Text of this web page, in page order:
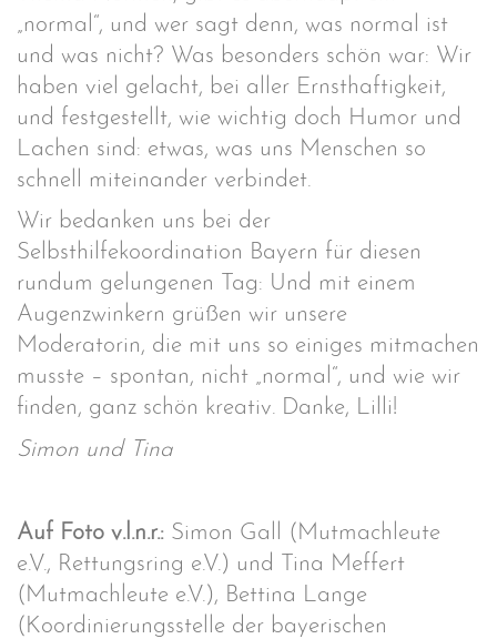
„normal“, und wer sagt denn, was normal ist
und was nicht? Was besonders schön war: Wir
haben viel gelacht, bei aller Ernsthaftigkeit,
und festgestellt, wie wichtig doch Humor und
Lachen sind: etwas, was uns Menschen so
schnell miteinander verbindet.
Wir bedanken uns bei der
Selbsthilfekoordination Bayern für diesen
rundum gelungenen Tag: Und mit einem
Augenzwinkern grüßen wir unsere
Moderatorin, die mit uns so einiges mitmachen
musste – spontan, nicht „normal“, und wie wir
finden, ganz schön kreativ. Danke, Lilli!
Simon und Tina
Auf Foto v.l.n.r.: Simon Gall (Mutmachleute
e.V., Rettungsring e.V.) und Tina Meffert
(Mutmachleute e.V.), Bettina Lange
(Koordinierungsstelle der bayerischen